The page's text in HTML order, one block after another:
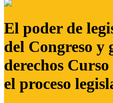
El poder de
del Congreso y
derechos
el proceso